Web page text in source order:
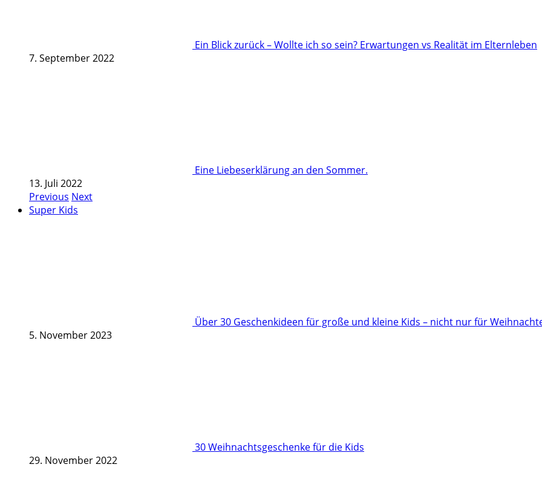
Ein Blick zurück – Wollte ich so sein? Erwartungen vs Realität im Elternleben
7. September 2022
Eine Liebeserklärung an den Sommer.
13. Juli 2022
Previous Next
Super Kids
Über 30 Geschenkideen für große und kleine Kids – nicht nur für
5. November 2023
30 Weihnachtsgeschenke für die Kids
29. November 2022